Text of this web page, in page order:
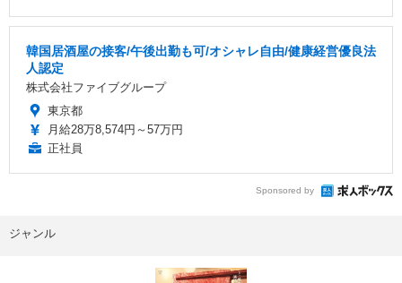
韓国居酒屋の接客/午後出勤も可/オシャレ自由/健康経営優良法
人認定
株式会社ファイブグループ
東京都
月給28万8,574円～57万円
正社員
Sponsored by
ジャンル